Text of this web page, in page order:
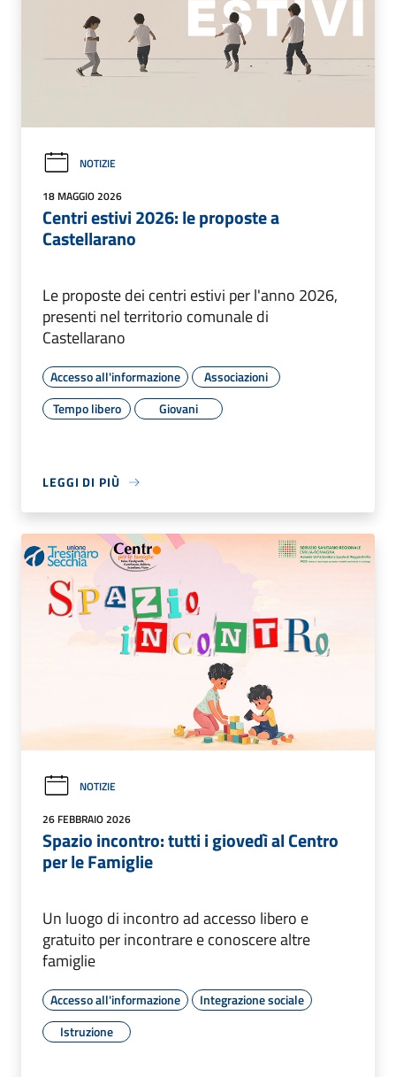
NOTIZIE
18 MAGGIO 2026
Centri estivi 2026: le proposte a
Castellarano
Le proposte dei centri estivi per l'anno 2026,
presenti nel territorio comunale di
Castellarano
Accesso all'informazione
Associazioni
Tempo libero
Giovani
LEGGI DI PIÙ
NOTIZIE
26 FEBBRAIO 2026
Spazio incontro: tutti i giovedì al Centro
per le Famiglie
Un luogo di incontro ad accesso libero e
gratuito per incontrare e conoscere altre
famiglie
Accesso all'informazione
Integrazione sociale
Istruzione